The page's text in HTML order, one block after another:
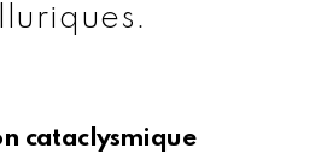
cataclysmique